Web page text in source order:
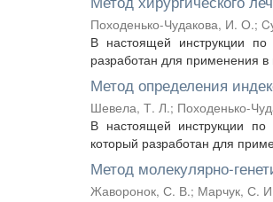
Походенько-Чудакова, И. О.;
В настоящей инструкции
разработан для применения в
Метод определения
Шевела, Т. Л.; Походенько-
В настоящей инструкции
который разработан для
Метод молекулярно-
Жаворонок, С. В.; Марчук, С.